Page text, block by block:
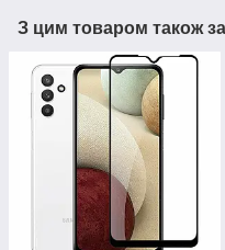
З цим товаром також